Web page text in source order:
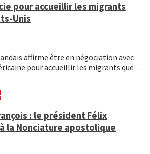
pour accueillir les migrants
Unis
affirme être en négociation avec
pour accueillir les migrants que…
: le président Félix
la Nonciature apostolique